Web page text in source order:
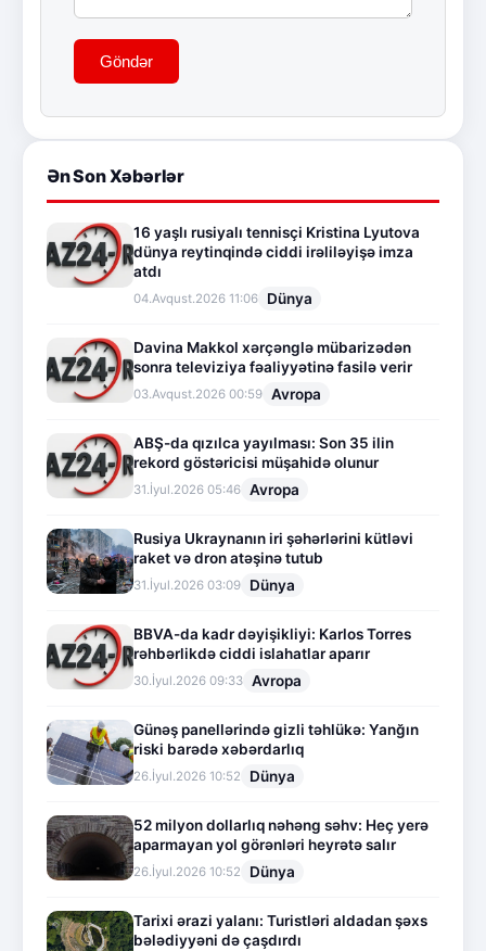
Göndər
Ən Son Xəbərlər
16 yaşlı rusiyalı tennisçi Kristina Lyutova
dünya reytinqində ciddi irəliləyişə imza
atdı
04.Avqust.2026 11:06 Dünya
Davina Makkol xərçənglə mübarizədən
sonra televiziya fəaliyyətinə fasilə verir
03.Avqust.2026 00:59 Avropa
ABŞ-da qızılca yayılması: Son 35 ilin
rekord göstəricisi müşahidə olunur
31.İyul.2026 05:46 Avropa
Rusiya Ukraynanın iri şəhərlərini kütləvi
raket və dron atəşinə tutub
31.İyul.2026 03:09 Dünya
BBVA-da kadr dəyişikliyi: Karlos Torres
rəhbərlikdə ciddi islahatlar aparır
30.İyul.2026 09:33 Avropa
Günəş panellərində gizli təhlükə: Yanğın
riski barədə xəbərdarlıq
26.İyul.2026 10:52 Dünya
52 milyon dollarlıq nəhəng səhv: Heç yerə
aparmayan yol görənləri heyrətə salır
26.İyul.2026 10:52 Dünya
Tarixi ərazi yalanı: Turistləri aldadan şəxs
bələdiyyəni də çaşdırdı